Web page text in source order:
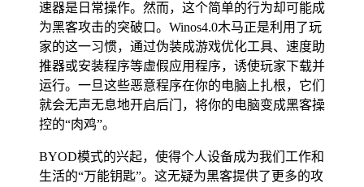
速器是日常操作。然而，这个简单的行为却可能成
为黑客攻击的突破口。Winos4.0木马正是利用了玩
家的这一习惯，通过伪装成游戏优化工具、速度助
推器或安装程序等虚假应用程序，诱使玩家下载并
运行。一旦这些恶意程序在你的电脑上扎根，它们
就会无声无息地开启后门，将你的电脑变成黑客操
控的“肉鸡”。
BYOD模式的兴起，使得个人设备成为我们工作和
生活的“万能钥匙”。这无疑为黑客提供了更多的攻